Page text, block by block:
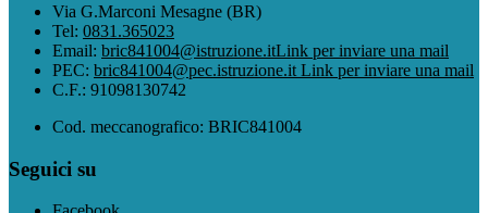
Via G.Marconi Mesagne (BR)
Tel: 0831.365023
Email: bric841004@istruzione.itLink per inviare una mail
PEC: bric841004@pec.istruzione.it Link per inviare una mail
C.F.: 91098130742
Cod. meccanografico: BRIC841004
Seguici su